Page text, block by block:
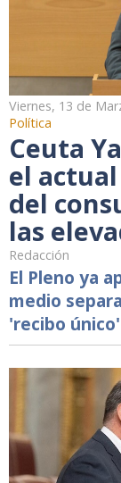
Viernes, 13 de
Política
Ceuta
el
del
las
Redacción
El Pleno ya
medio
'recibo único'